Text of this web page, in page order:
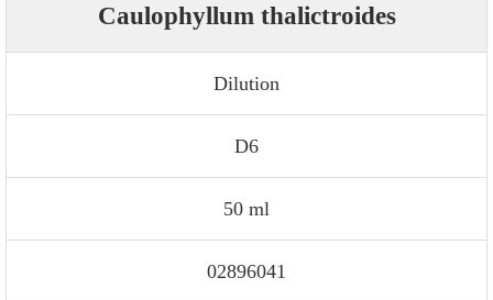
Caulophyllum thalictroides
Dilution
D6
50 ml
02896041